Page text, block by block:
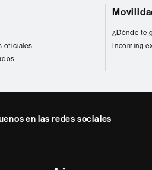
oficiales
¿Dónde te
Incoming
en las redes sociales